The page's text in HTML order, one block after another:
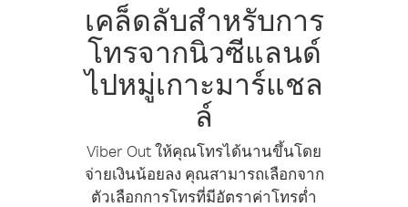
เคล็ดลับสำหรับการ
โทรจากนิวซีแลนด์
ไปหมู่เกาะมาร์แชล
ล์
Viber Out ให้คุณโทรได้นานขึ้นโดย
จ่ายเงินน้อยลง คุณสามารถเลือกจาก
ตัวเลือกการโทรที่มีอัตราค่าโทรต่ำ